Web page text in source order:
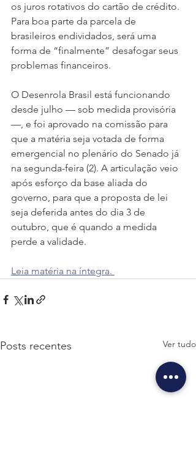
os juros rotativos do cartão de crédito.
Para boa parte da parcela de
brasileiros endividados, será uma
forma de “finalmente” desafogar seus
problemas financeiros.
O Desenrola Brasil está funcionando
desde julho — sob medida provisória
—, e foi aprovado na comissão para
que a matéria seja votada de forma
emergencial no plenário do Senado já
na segunda-feira (2). A articulação veio
após esforço da base aliada do
governo, para que a proposta de lei
seja deferida antes do dia 3 de
outubro, que é quando a medida
perde a validade.
Leia matéria na íntegra.
Posts recentes Ver tudo